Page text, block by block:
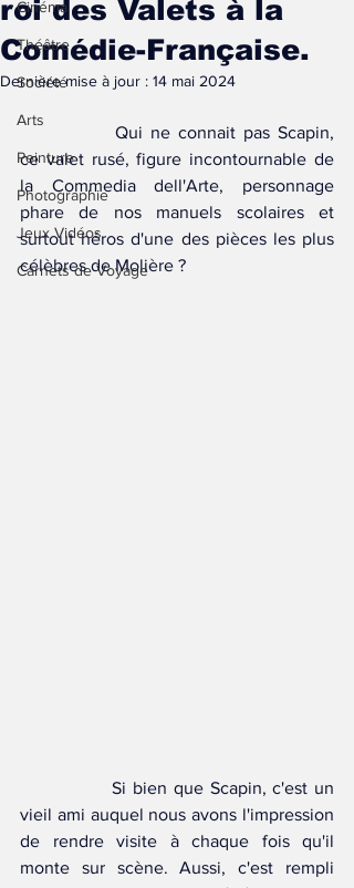
Cinéma
Théâtre
Société
Arts
Peinture
Photographie
Jeux Vidéos
Carnets de Voyage
roi des Valets à la
Comédie-Française.
Dernière mise à jour : 14 mai 2024
		Qui ne connait pas Scapin,
ce valet rusé, figure incontournable de
la Commedia dell'Arte, personnage
phare de nos manuels scolaires et
surtout héros d'une des pièces les plus
célèbres de Molière ?
		Si bien que Scapin, c'est un
vieil ami auquel nous avons l'impression
de rendre visite à chaque fois qu'il
monte sur scène. Aussi, c'est rempli